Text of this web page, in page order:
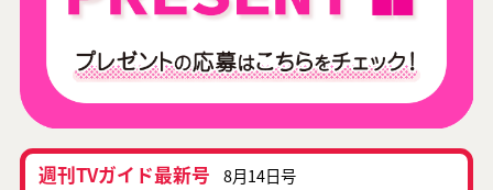
週刊TVガイド最新号 8月14日号